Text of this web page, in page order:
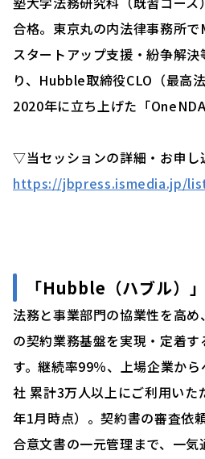
合格。東京丸の内法律事務所で
スタートアップ支援・紛争解
り、Hubble取締役CLO（最高
2020年に立ち上げた「OneNDA
▽当セッションの詳細・お申し
https://jbpress.ismedia.jp/
「Hubble（ハブル）
法務と事業部門の協業性を高
の契約業務基盤を実現・定着
す。継続率99％、上場企業か
社 累計3万人以上にご利用い
年1月時点）。契約書の審査依
合意文書の一元管理まで、一